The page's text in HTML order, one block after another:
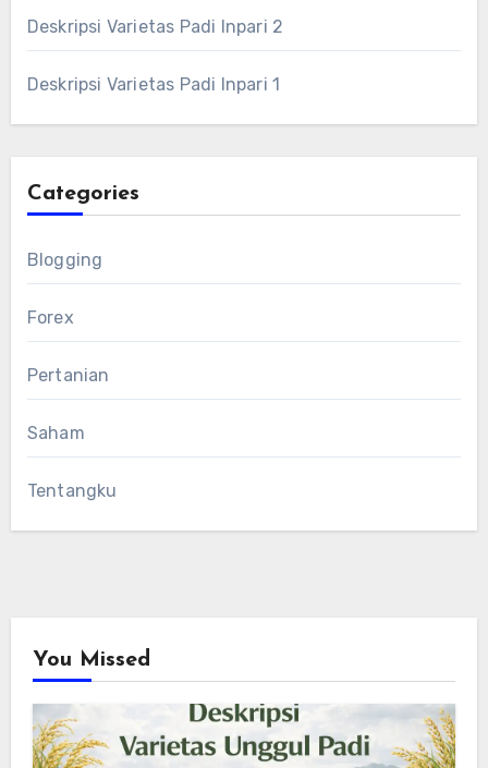
Deskripsi Varietas Padi Inpari 2
Deskripsi Varietas Padi Inpari 1
Categories
Blogging
Forex
Pertanian
Saham
Tentangku
You Missed